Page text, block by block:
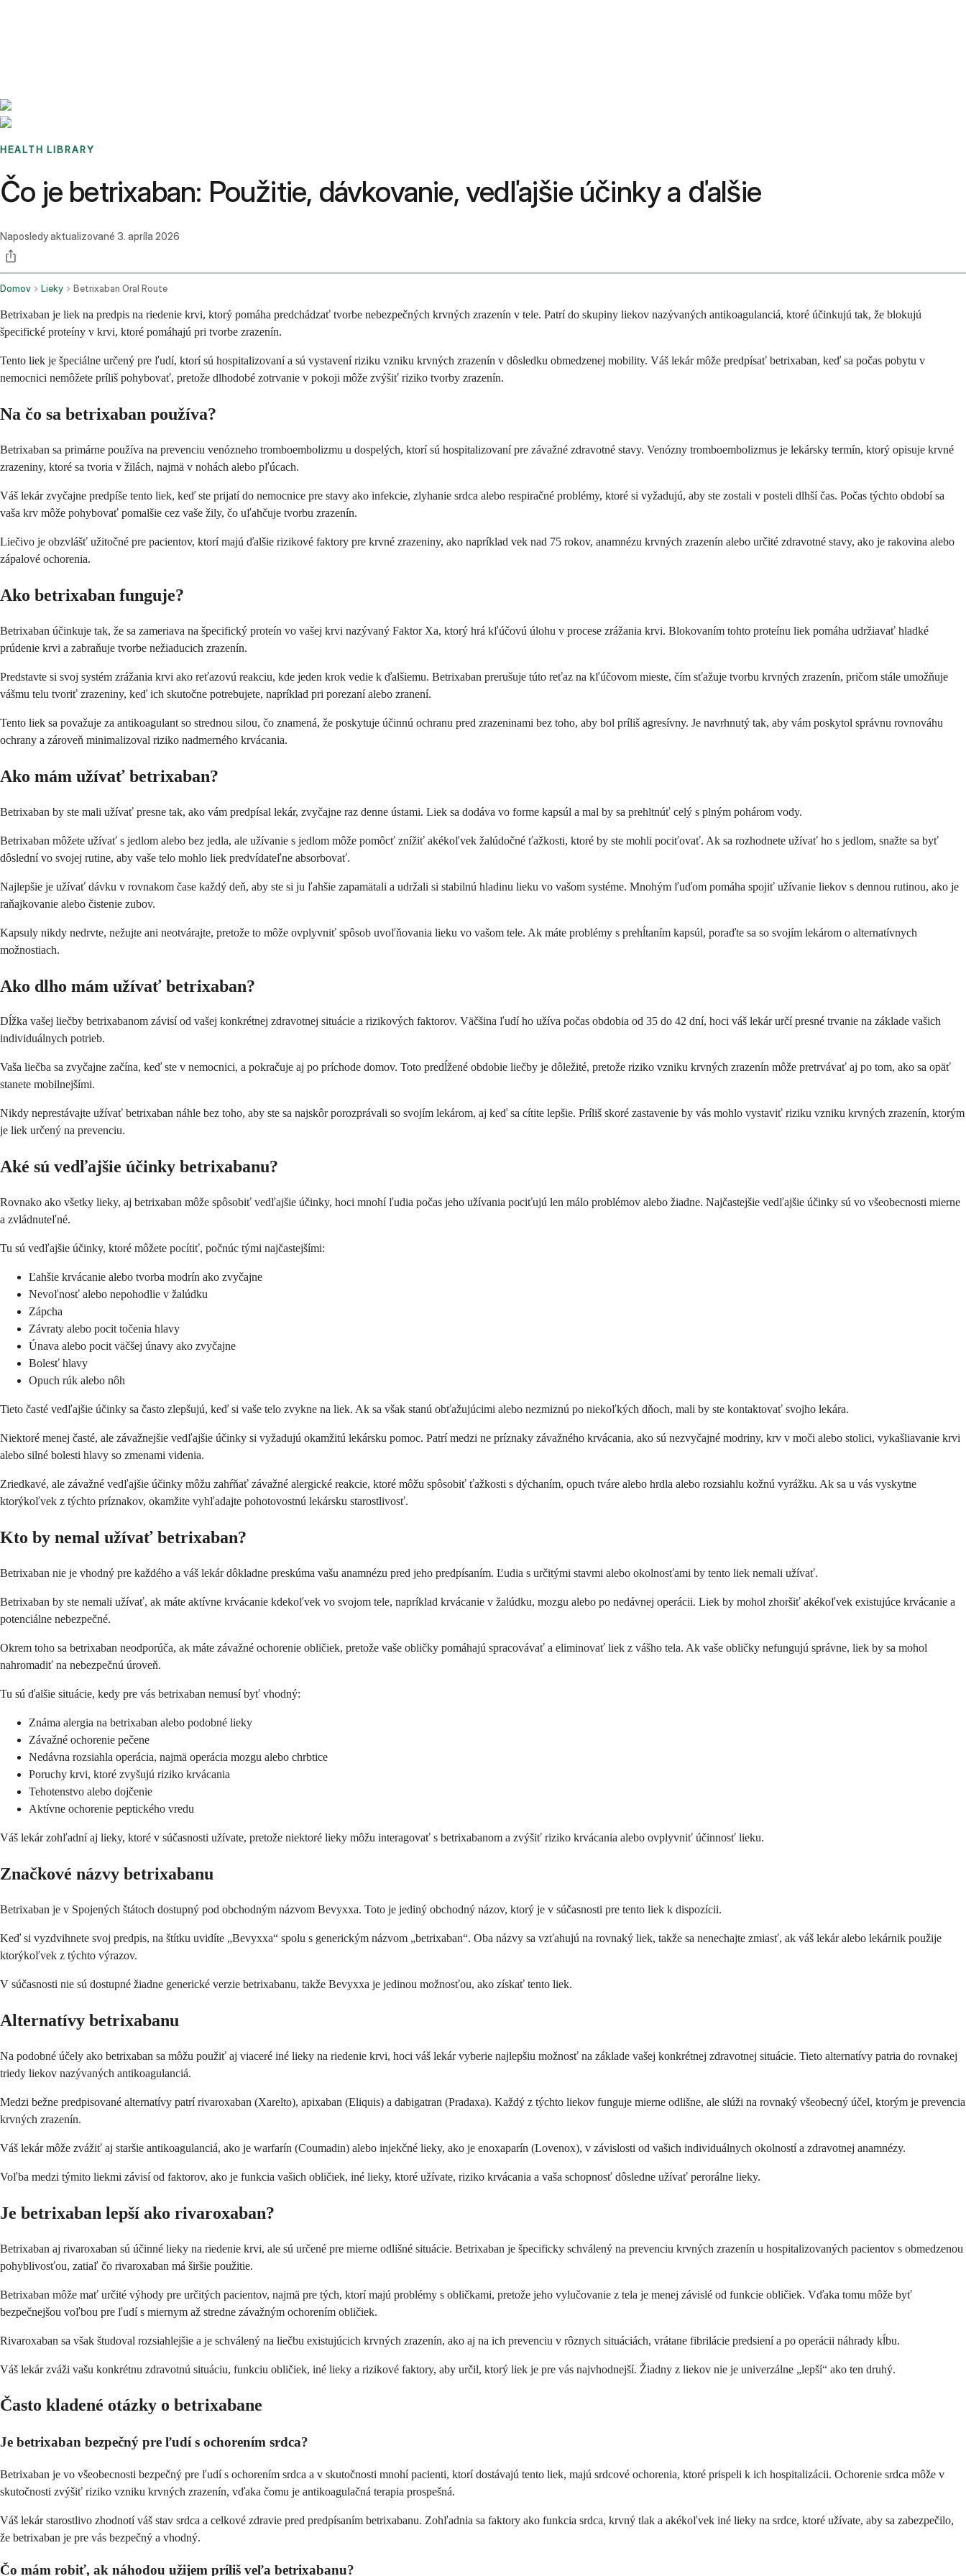
HEALTH LIBRARY
Čo je betrixaban: Použitie, dávkovanie, vedľajšie účinky a ďalšie
Naposledy aktualizované 3. apríla 2026
Domov Lieky Betrixaban Oral Route
Betrixaban je liek na predpis na riedenie krvi, ktorý pomáha predchádzať tvorbe nebezpečných krvných zrazenín v tele. Patrí do skupiny liekov nazývaných antikoagulanciá, ktoré účinkujú tak, že blokujú
špecifické proteíny v krvi, ktoré pomáhajú pri tvorbe zrazenín.
Tento liek je špeciálne určený pre ľudí, ktorí sú hospitalizovaní a sú vystavení riziku vzniku krvných zrazenín v dôsledku obmedzenej mobility. Váš lekár môže predpísať betrixaban, keď sa počas pobytu v
nemocnici nemôžete príliš pohybovať, pretože dlhodobé zotrvanie v pokoji môže zvýšiť riziko tvorby zrazenín.
Na čo sa betrixaban používa?
Betrixaban sa primárne používa na prevenciu venózneho tromboembolizmu u dospelých, ktorí sú hospitalizovaní pre závažné zdravotné stavy. Venózny tromboembolizmus je lekársky termín, ktorý opisuje krvné
zrazeniny, ktoré sa tvoria v žilách, najmä v nohách alebo pľúcach.
Váš lekár zvyčajne predpíše tento liek, keď ste prijatí do nemocnice pre stavy ako infekcie, zlyhanie srdca alebo respiračné problémy, ktoré si vyžadujú, aby ste zostali v posteli dlhší čas. Počas týchto období sa
vaša krv môže pohybovať pomalšie cez vaše žily, čo uľahčuje tvorbu zrazenín.
Liečivo je obzvlášť užitočné pre pacientov, ktorí majú ďalšie rizikové faktory pre krvné zrazeniny, ako napríklad vek nad 75 rokov, anamnézu krvných zrazenín alebo určité zdravotné stavy, ako je rakovina alebo
zápalové ochorenia.
Ako betrixaban funguje?
Betrixaban účinkuje tak, že sa zameriava na špecifický proteín vo vašej krvi nazývaný Faktor Xa, ktorý hrá kľúčovú úlohu v procese zrážania krvi. Blokovaním tohto proteínu liek pomáha udržiavať hladké
prúdenie krvi a zabraňuje tvorbe nežiaducich zrazenín.
Predstavte si svoj systém zrážania krvi ako reťazovú reakciu, kde jeden krok vedie k ďalšiemu. Betrixaban prerušuje túto reťaz na kľúčovom mieste, čím sťažuje tvorbu krvných zrazenín, pričom stále umožňuje
vášmu telu tvoriť zrazeniny, keď ich skutočne potrebujete, napríklad pri porezaní alebo zranení.
Tento liek sa považuje za antikoagulant so strednou silou, čo znamená, že poskytuje účinnú ochranu pred zrazeninami bez toho, aby bol príliš agresívny. Je navrhnutý tak, aby vám poskytol správnu rovnováhu
ochrany a zároveň minimalizoval riziko nadmerného krvácania.
Ako mám užívať betrixaban?
Betrixaban by ste mali užívať presne tak, ako vám predpísal lekár, zvyčajne raz denne ústami. Liek sa dodáva vo forme kapsúl a mal by sa prehltnúť celý s plným pohárom vody.
Betrixaban môžete užívať s jedlom alebo bez jedla, ale užívanie s jedlom môže pomôcť znížiť akékoľvek žalúdočné ťažkosti, ktoré by ste mohli pociťovať. Ak sa rozhodnete užívať ho s jedlom, snažte sa byť
dôslední vo svojej rutine, aby vaše telo mohlo liek predvídateľne absorbovať.
Najlepšie je užívať dávku v rovnakom čase každý deň, aby ste si ju ľahšie zapamätali a udržali si stabilnú hladinu lieku vo vašom systéme. Mnohým ľuďom pomáha spojiť užívanie liekov s dennou rutinou, ako je
raňajkovanie alebo čistenie zubov.
Kapsuly nikdy nedrvte, nežujte ani neotvárajte, pretože to môže ovplyvniť spôsob uvoľňovania lieku vo vašom tele. Ak máte problémy s prehĺtaním kapsúl, poraďte sa so svojím lekárom o alternatívnych
možnostiach.
Ako dlho mám užívať betrixaban?
Dĺžka vašej liečby betrixabanom závisí od vašej konkrétnej zdravotnej situácie a rizikových faktorov. Väčšina ľudí ho užíva počas obdobia od 35 do 42 dní, hoci váš lekár určí presné trvanie na základe vašich
individuálnych potrieb.
Vaša liečba sa zvyčajne začína, keď ste v nemocnici, a pokračuje aj po príchode domov. Toto predĺžené obdobie liečby je dôležité, pretože riziko vzniku krvných zrazenín môže pretrvávať aj po tom, ako sa opäť
stanete mobilnejšími.
Nikdy neprestávajte užívať betrixaban náhle bez toho, aby ste sa najskôr porozprávali so svojím lekárom, aj keď sa cítite lepšie. Príliš skoré zastavenie by vás mohlo vystaviť riziku vzniku krvných zrazenín, ktorým
je liek určený na prevenciu.
Aké sú vedľajšie účinky betrixabanu?
Rovnako ako všetky lieky, aj betrixaban môže spôsobiť vedľajšie účinky, hoci mnohí ľudia počas jeho užívania pociťujú len málo problémov alebo žiadne. Najčastejšie vedľajšie účinky sú vo všeobecnosti mierne
a zvládnuteľné.
Tu sú vedľajšie účinky, ktoré môžete pocítiť, počnúc tými najčastejšími:
Ľahšie krvácanie alebo tvorba modrín ako zvyčajne
Nevoľnosť alebo nepohodlie v žalúdku
Zápcha
Závraty alebo pocit točenia hlavy
Únava alebo pocit väčšej únavy ako zvyčajne
Bolesť hlavy
Opuch rúk alebo nôh
Tieto časté vedľajšie účinky sa často zlepšujú, keď si vaše telo zvykne na liek. Ak sa však stanú obťažujúcimi alebo nezmiznú po niekoľkých dňoch, mali by ste kontaktovať svojho lekára.
Niektoré menej časté, ale závažnejšie vedľajšie účinky si vyžadujú okamžitú lekársku pomoc. Patrí medzi ne príznaky závažného krvácania, ako sú nezvyčajné modriny, krv v moči alebo stolici, vykašliavanie krvi
alebo silné bolesti hlavy so zmenami videnia.
Zriedkavé, ale závažné vedľajšie účinky môžu zahŕňať závažné alergické reakcie, ktoré môžu spôsobiť ťažkosti s dýchaním, opuch tváre alebo hrdla alebo rozsiahlu kožnú vyrážku. Ak sa u vás vyskytne
ktorýkoľvek z týchto príznakov, okamžite vyhľadajte pohotovostnú lekársku starostlivosť.
Kto by nemal užívať betrixaban?
Betrixaban nie je vhodný pre každého a váš lekár dôkladne preskúma vašu anamnézu pred jeho predpísaním. Ľudia s určitými stavmi alebo okolnosťami by tento liek nemali užívať.
Betrixaban by ste nemali užívať, ak máte aktívne krvácanie kdekoľvek vo svojom tele, napríklad krvácanie v žalúdku, mozgu alebo po nedávnej operácii. Liek by mohol zhoršiť akékoľvek existujúce krvácanie a
potenciálne nebezpečné.
Okrem toho sa betrixaban neodporúča, ak máte závažné ochorenie obličiek, pretože vaše obličky pomáhajú spracovávať a eliminovať liek z vášho tela. Ak vaše obličky nefungujú správne, liek by sa mohol
nahromadiť na nebezpečnú úroveň.
Tu sú ďalšie situácie, kedy pre vás betrixaban nemusí byť vhodný:
Známa alergia na betrixaban alebo podobné lieky
Závažné ochorenie pečene
Nedávna rozsiahla operácia, najmä operácia mozgu alebo chrbtice
Poruchy krvi, ktoré zvyšujú riziko krvácania
Tehotenstvo alebo dojčenie
Aktívne ochorenie peptického vredu
Váš lekár zohľadní aj lieky, ktoré v súčasnosti užívate, pretože niektoré lieky môžu interagovať s betrixabanom a zvýšiť riziko krvácania alebo ovplyvniť účinnosť lieku.
Značkové názvy betrixabanu
Betrixaban je v Spojených štátoch dostupný pod obchodným názvom Bevyxxa. Toto je jediný obchodný názov, ktorý je v súčasnosti pre tento liek k dispozícii.
Keď si vyzdvihnete svoj predpis, na štítku uvidíte „Bevyxxa“ spolu s generickým názvom „betrixaban“. Oba názvy sa vzťahujú na rovnaký liek, takže sa nenechajte zmiasť, ak váš lekár alebo lekárnik použije
ktorýkoľvek z týchto výrazov.
V súčasnosti nie sú dostupné žiadne generické verzie betrixabanu, takže Bevyxxa je jedinou možnosťou, ako získať tento liek.
Alternatívy betrixabanu
Na podobné účely ako betrixaban sa môžu použiť aj viaceré iné lieky na riedenie krvi, hoci váš lekár vyberie najlepšiu možnosť na základe vašej konkrétnej zdravotnej situácie. Tieto alternatívy patria do rovnakej
triedy liekov nazývaných antikoagulanciá.
Medzi bežne predpisované alternatívy patrí rivaroxaban (Xarelto), apixaban (Eliquis) a dabigatran (Pradaxa). Každý z týchto liekov funguje mierne odlišne, ale slúži na rovnaký všeobecný účel, ktorým je prevencia
krvných zrazenín.
Váš lekár môže zvážiť aj staršie antikoagulanciá, ako je warfarín (Coumadin) alebo injekčné lieky, ako je enoxaparín (Lovenox), v závislosti od vašich individuálnych okolností a zdravotnej anamnézy.
Voľba medzi týmito liekmi závisí od faktorov, ako je funkcia vašich obličiek, iné lieky, ktoré užívate, riziko krvácania a vaša schopnosť dôsledne užívať perorálne lieky.
Je betrixaban lepší ako rivaroxaban?
Betrixaban aj rivaroxaban sú účinné lieky na riedenie krvi, ale sú určené pre mierne odlišné situácie. Betrixaban je špecificky schválený na prevenciu krvných zrazenín u hospitalizovaných pacientov s obmedzenou
pohyblivosťou, zatiaľ čo rivaroxaban má širšie použitie.
Betrixaban môže mať určité výhody pre určitých pacientov, najmä pre tých, ktorí majú problémy s obličkami, pretože jeho vylučovanie z tela je menej závislé od funkcie obličiek. Vďaka tomu môže byť
bezpečnejšou voľbou pre ľudí s miernym až stredne závažným ochorením obličiek.
Rivaroxaban sa však študoval rozsiahlejšie a je schválený na liečbu existujúcich krvných zrazenín, ako aj na ich prevenciu v rôznych situáciách, vrátane fibrilácie predsiení a po operácii náhrady kĺbu.
Váš lekár zváži vašu konkrétnu zdravotnú situáciu, funkciu obličiek, iné lieky a rizikové faktory, aby určil, ktorý liek je pre vás najvhodnejší. Žiadny z liekov nie je univerzálne „lepší“ ako ten druhý.
Často kladené otázky o betrixabane
Je betrixaban bezpečný pre ľudí s ochorením srdca?
Betrixaban je vo všeobecnosti bezpečný pre ľudí s ochorením srdca a v skutočnosti mnohí pacienti, ktorí dostávajú tento liek, majú srdcové ochorenia, ktoré prispeli k ich hospitalizácii. Ochorenie srdca môže v
skutočnosti zvýšiť riziko vzniku krvných zrazenín, vďaka čomu je antikoagulačná terapia prospešná.
Váš lekár starostlivo zhodnotí váš stav srdca a celkové zdravie pred predpísaním betrixabanu. Zohľadnia sa faktory ako funkcia srdca, krvný tlak a akékoľvek iné lieky na srdce, ktoré užívate, aby sa zabezpečilo,
že betrixaban je pre vás bezpečný a vhodný.
Čo mám robiť, ak náhodou užijem príliš veľa betrixabanu?